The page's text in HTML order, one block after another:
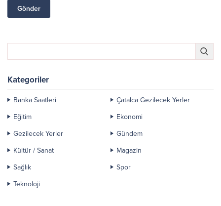
Kategoriler
Banka Saatleri
Çatalca Gezilecek Yerler
Eğitim
Ekonomi
Gezilecek Yerler
Gündem
Kültür / Sanat
Magazin
Sağlık
Spor
Teknoloji